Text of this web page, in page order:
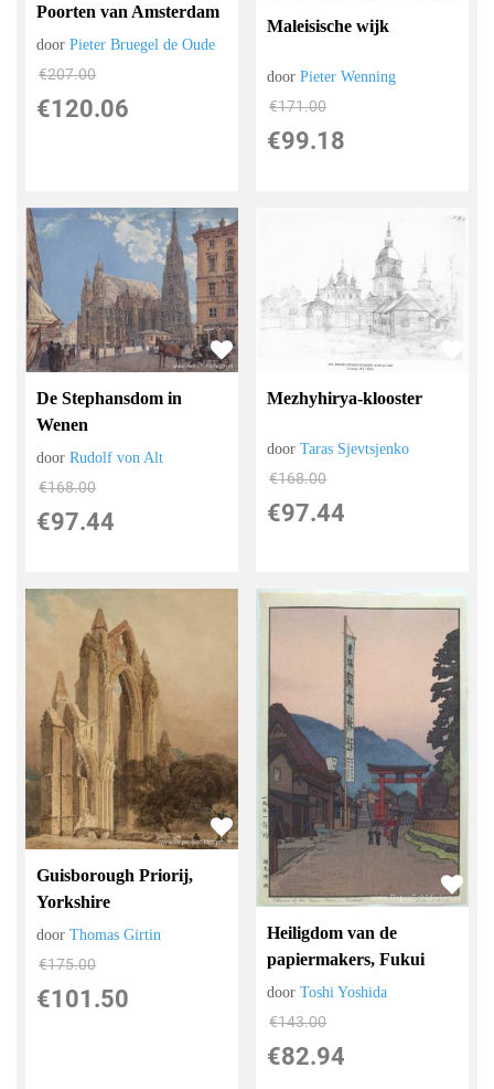
Poorten van Amsterdam
doorPieter Bruegel de Oude
€207.00
€120.06
Maleisische wijk
doorPieter Wenning
€171.00
€99.18
De Stephansdom in
Wenen
doorRudolf von Alt
€168.00
€97.44
Mezhyhirya-klooster
doorTaras Sjevtsjenko
€168.00
€97.44
Guisborough Priorij,
Yorkshire
doorThomas Girtin
€175.00
€101.50
Heiligdom van de
papiermakers, Fukui
doorToshi Yoshida
€143.00
€82.94